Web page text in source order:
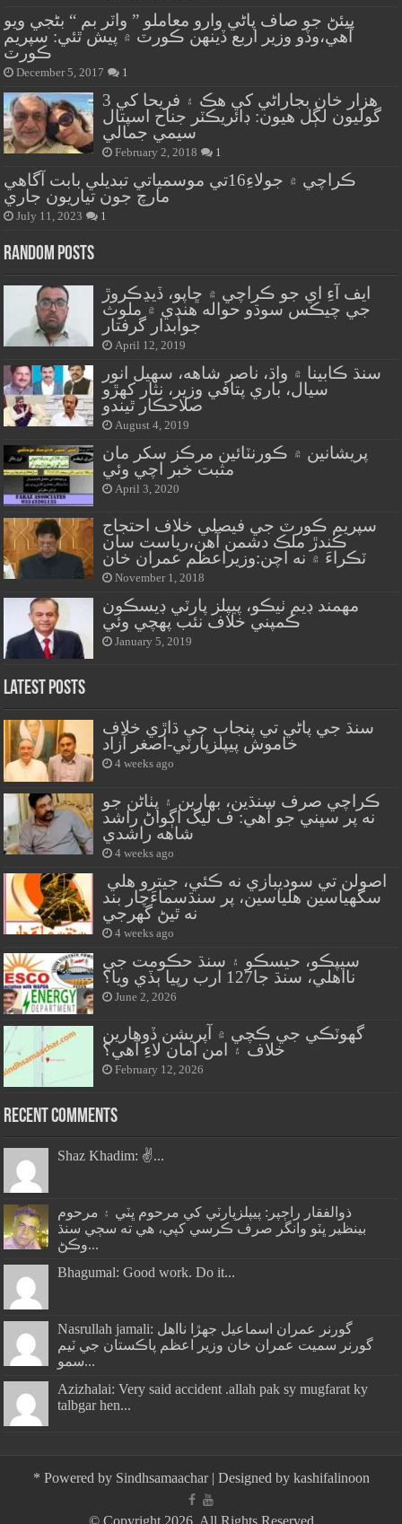
پيئڻ جو صاف پاڻي وارو معاملو ” واٽر بم “ بڻجي ويو
آهي،وڏو وزير اربع ڏينهن ڪورٽ ۾ پيش ٿئي: سپريم
ڪورٽ
December 5, 2017 1
هزار خان بجاراڻي کي هڪ ۽ فريحا کي 3
گوليون لڳل هيون: ڊائريڪٽر جناح اسپتال
سيمي جمالي
February 2, 2018 1
ڪراچي ۾ جولاءِ16تي موسمياتي تبديلي بابت آگاهي
مارچ جون تياريون جاري
July 11, 2023 1
Random Posts
ايف آءِ اي جو ڪراچي ۾ ڇاپو، ڏيڍڪروڙ
جي چيڪس سوڌو حواله هنڊي ۾ ملوث
جوابدار گرفتار
April 12, 2019
سنڌ ڪابينا ۾ واڌ، ناصر شاهه، سهيل انور
سيال، باري پتافي وزير، نثار کهڙو
صلاحڪار ٿيندو
August 4, 2019
پريشانين ۾ ڪورنٽائين مرڪز سکر مان
مثبت خبر اچي وئي
April 3, 2020
سپريم ڪورٽ جي فيصلي خلاف احتجاج
ڪندڙ ملڪ دشمن آهن،رياست سان
ٽڪراءَ ۾ نه اچن:وزيراعظم عمران خان
November 1, 2018
مهمند ڊيم ٺيڪو، پيپلز پارٽي ڊيسڪون
ڪمپني خلاف نئب پهچي وئي
January 5, 2019
Latest Posts
سنڌ جي پاڻي تي پنجاب جي ڌاڙي خلاف
خاموش پيپلزپارٽي-اصغر آزاد
4 weeks ago
ڪراچي صرف سنڌين، بهارين ۽ پٺاڻن جو
نه پر سڀني جو آهي: ف ليگ اڳواڻ راشد
شاهه راشدي
4 weeks ago
سگهياسين هلياسين، پر سنڌسماءَچار بند
نه ٿيڻ گهرجي
4 weeks ago
سيپڪو، حيسڪو ۽ سنڌ حڪومت جي
نااهلي، سنڌ جا127 ارب رپيا ٻڏي ويا؟
June 2, 2026
گهوٽڪي جي ڪچي ۾ آپريشن ڏوهارين
خلاف ۽ امن امان لاءِ آهي؟
February 12, 2026
Recent Comments
Shaz Khadim: ✌️...
ذوالفقار راڄپر: پيپلزپارٽي کي مرحوم ڀٽي ۽ مرحوم
بينظير ڀٽو وانگر صرف ڪرسي کپي، هي ته سڄي سنڌ
وڪڻ...
Bhagumal: Good work. Do it...
Nasrullah jamali: گورنر عمران اسماعيل جھڙا نااهل
گورنر سميت عمران خان وزير اعظم پاڪستان جي ٽيم
سمو...
Azizhalai: Very said accident .allah pak sy mugfarat ky
talbgar hen...
* Powered by Sindhsamaachar| Designed by kashifalinoon
© Copyright 2026, All Rights Reserved